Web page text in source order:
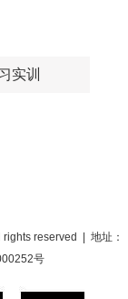
实训
reserved | 地址：
号